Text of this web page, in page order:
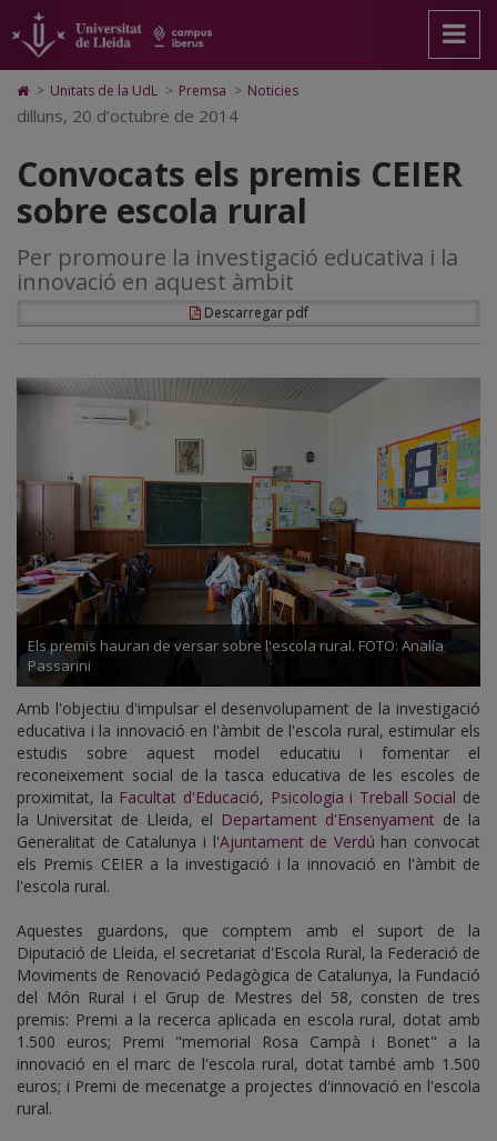
Convocats
els
premis
CEIER
sobre
escola
rural
pàgina
principal.
Universitat
Lleida
contingut
principal
Mapa
Web.
Universitat
Cerca
Accessibilitat.
Universitat
Lleida
Icono
de
Home
ir
a
la
página
inicio
> Unitats de la UdL > Premsa > Noticies
dilluns, 20 d’octubre de 2014
Convocats els premis CEIER
sobre escola rural
Per promoure la investigació educativa i la
innovació en aquest àmbit
Descarregar pdf
Els premis hauran de versar sobre l'escola rural. FOTO: Analía
Passarini
Amb l'objectiu d'impulsar el desenvolupament de la investigació
educativa i la innovació en l'àmbit de l'escola rural, estimular els
estudis sobre aquest model educatiu i fomentar el
reconeixement social de la tasca educativa de les escoles de
proximitat, la Facultat d'Educació, Psicologia i Treball Social de
la Universitat de Lleida, el Departament d'Ensenyament de la
Generalitat de Catalunya i l'Ajuntament de Verdú han convocat
els Premis CEIER a la investigació i la innovació en l'àmbit de
l'escola rural.
Aquestes guardons, que comptem amb el suport de la
Diputació de Lleida, el secretariat d'Escola Rural, la Federació de
Moviments de Renovació Pedagògica de Catalunya, la Fundació
del Món Rural i el Grup de Mestres del 58, consten de tres
premis: Premi a la recerca aplicada en escola rural, dotat amb
1.500 euros; Premi "memorial Rosa Campà i Bonet" a la
innovació en el marc de l'escola rural, dotat també amb 1.500
euros; i Premi de mecenatge a projectes d'innovació en l'escola
rural.